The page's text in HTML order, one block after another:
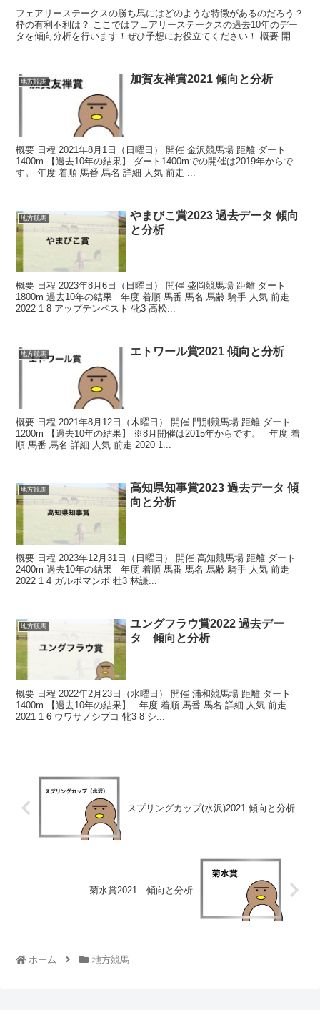
フェアリーステークスの勝ち馬にはどのような特徴があるのだろう？
枠の有利不利は？ ここではフェアリーステークスの過去10年のデー
タを傾向分析を行います！ぜひ予想にお役立てください！ 概要 開催
地方競馬 加賀友禅賞2021 傾向と分析
概要 日程 2021年8月1日（日曜日） 開催 金沢競馬場 距離 ダート
1400m 【過去10年の結果】 ダート1400mでの開催は2019年からで
す。 年度 着順 馬番 馬名 詳細 人気 前走 ...
地方競馬
やまびこ賞2023 過去データ 傾向
と分析
概要 日程 2023年8月6日（日曜日） 開催 盛岡競馬場 距離 ダート
1800m 過去10年の結果 年度 着順 馬番 馬名 馬齢 騎手 人気 前走
2022 1 8 アップテンペスト 牝3 高松...
地方競馬 エトワール賞2021 傾向と分析
概要 日程 2021年8月12日（木曜日） 開催 門別競馬場 距離 ダート
1200m 【過去10年の結果】 ※8月開催は2015年からです。 年度 着
順 馬番 馬名 詳細 人気 前走 2020 1...
地方競馬
高知県知事賞2023 過去データ 傾
向と分析
概要 日程 2023年12月31日（日曜日） 開催 高知競馬場 距離 ダート
2400m 過去10年の結果 年度 着順 馬番 馬名 馬齢 騎手 人気 前走
2022 1 4 ガルボマンボ 牡3 林謙...
地方競馬
ユングフラウ賞2022 過去デー
タ 傾向と分析
概要 日程 2022年2月23日（水曜日） 開催 浦和競馬場 距離 ダート
1400m 【過去10年の結果】 年度 着順 馬番 馬名 詳細 人気 前走
2021 1 6 ウワサノシブコ 牝3 8 シ...
スプリングカップ(水沢)2021 傾向と分析
菊水賞2021 傾向と分析
ホーム 地方競馬